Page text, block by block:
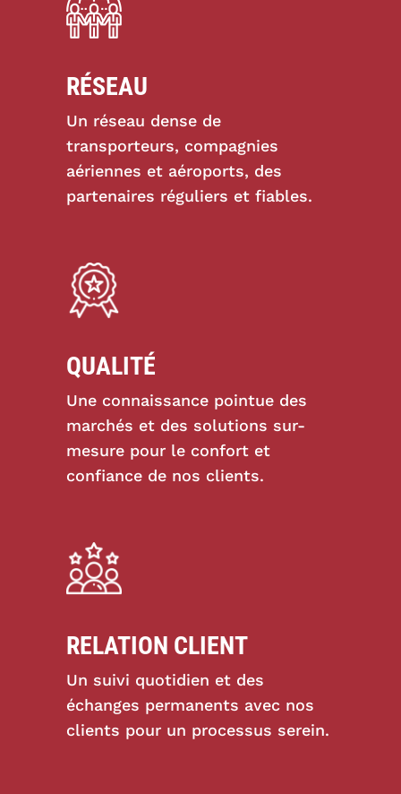
RÉSEAU
Un réseau dense de
transporteurs, compagnies
aériennes et aéroports, des
partenaires réguliers et fiables.
QUALITÉ
Une connaissance pointue des
marchés et des solutions sur-
mesure pour le confort et
confiance de nos clients.
RELATION CLIENT
Un suivi quotidien et des
échanges permanents avec nos
clients pour un processus serein.